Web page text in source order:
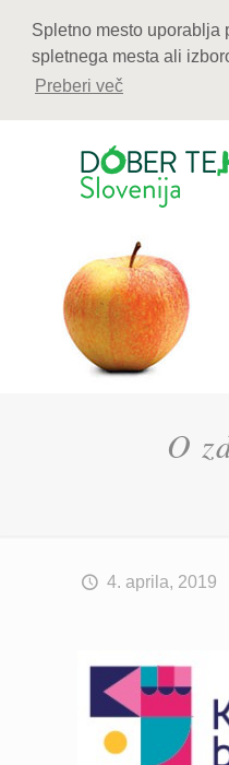
Spletno mesto uporablja
spletnega mesta ali
Preberi več
O
4. aprila, 2019